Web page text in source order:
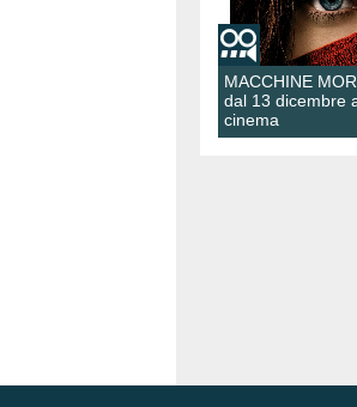
MACCHINE
dal 13 dicembre
cinema